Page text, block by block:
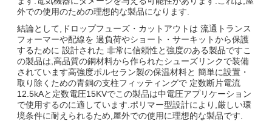
外での使用のための理想的な製品になります.
結論として,ドロップフューズ・カットアウトは 流通トランス
フォーマーや配線を 過負荷やショート・サーキットから保護
するために 設計された 非常に信頼性と強度のある製品ですこ
の製品は,高品質の銅材料から作られたシューズリンクで装備
されています高強度ポルセラン製の保温材料と 簡単に設置・
取り除くための青銅の支柱フィッティングで 定数断片電流
12.5kAと定数電圧15KVでこの製品は中電圧アプリケーション
で使用するのに適しています.ポリマー型設計により,厳しい環
境条件に耐えられるため,屋外での使用に理想的な製品です.